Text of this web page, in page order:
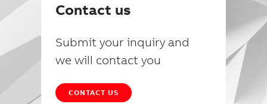
Contact us
Submit your inquiry and
we will contact you
CONTACT US